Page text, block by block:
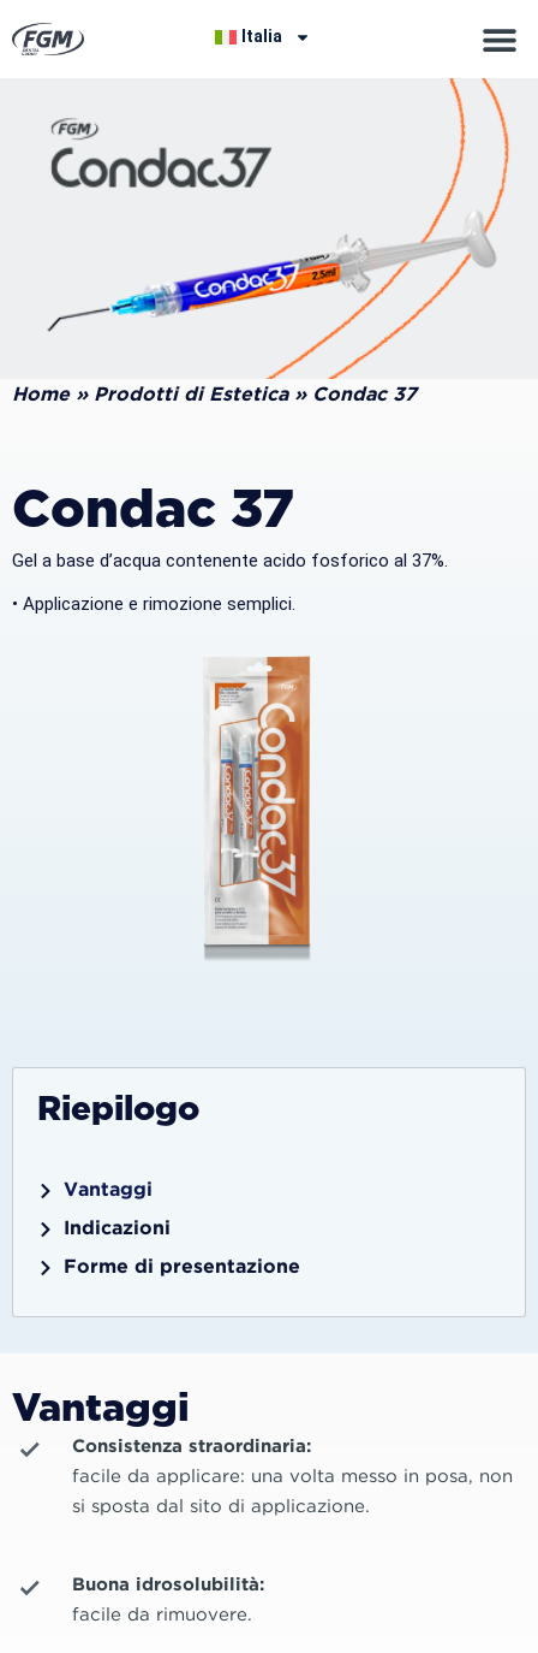
Italia
Home» Prodotti di Estetica» Condac 37
Condac 37
Gel a base d’acqua contenente acido fosforico al 37%.
• Applicazione e rimozione semplici.
Riepilogo
Vantaggi
Indicazioni
Forme di presentazione
Vantaggi
Consistenza straordinaria:
facile da applicare: una volta messo in posa, non
si sposta dal sito di applicazione.
Buona idrosolubilità:
facile da rimuovere.